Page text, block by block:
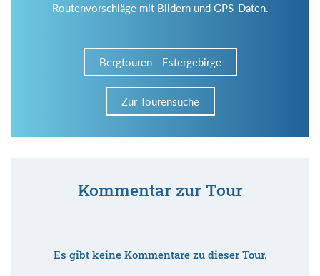
Routenvorschläge mit Bildern und GPS-Daten.
Bergtouren - Estergebirge
Zur Tourensuche
Kommentar zur Tour
Es gibt keine Kommentare zu dieser Tour.